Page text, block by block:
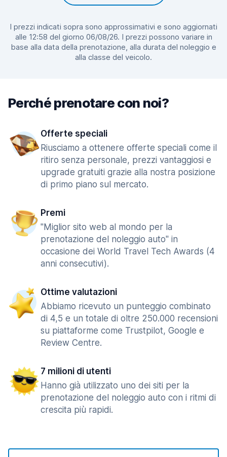
I prezzi indicati sopra sono approssimativi e sono aggiornati
alle 12:58 del giorno 06/08/26. I prezzi possono variare in
base alla data della prenotazione, alla durata del noleggio e
alla classe del veicolo.
Perché prenotare con noi?
Offerte speciali
Riusciamo a ottenere offerte speciali come il
ritiro senza personale, prezzi vantaggiosi e
upgrade gratuiti grazie alla nostra posizione
di primo piano sul mercato.
Premi
"Miglior sito web al mondo per la
prenotazione del noleggio auto" in
occasione dei World Travel Tech Awards (4
anni consecutivi).
Ottime valutazioni
Abbiamo ricevuto un punteggio combinato
di 4,5 e un totale di oltre 250.000 recensioni
su piattaforme come Trustpilot, Google e
Review Centre.
7 milioni di utenti
Hanno già utilizzato uno dei siti per la
prenotazione del noleggio auto con i ritmi di
crescita più rapidi.